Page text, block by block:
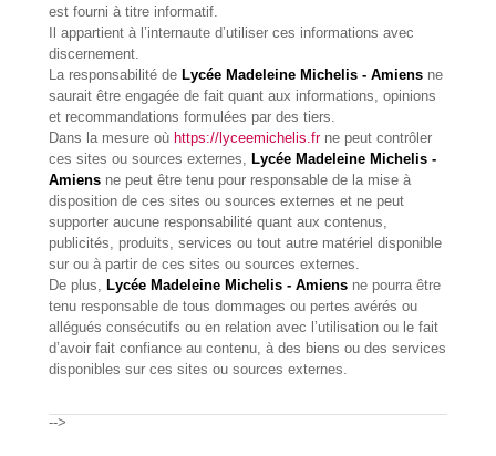
est fourni à titre informatif.
Il appartient à l’internaute d’utiliser ces informations avec
discernement.
La responsabilité de Lycée Madeleine Michelis - Amiens ne
saurait être engagée de fait quant aux informations, opinions
et recommandations formulées par des tiers.
Dans la mesure où https://lyceemichelis.frne peut contrôler
ces sites ou sources externes, Lycée Madeleine Michelis -
Amiens ne peut être tenu pour responsable de la mise à
disposition de ces sites ou sources externes et ne peut
supporter aucune responsabilité quant aux contenus,
publicités, produits, services ou tout autre matériel disponible
sur ou à partir de ces sites ou sources externes.
De plus, Lycée Madeleine Michelis - Amiens ne pourra être
tenu responsable de tous dommages ou pertes avérés ou
allégués consécutifs ou en relation avec l’utilisation ou le fait
d’avoir fait confiance au contenu, à des biens ou des services
disponibles sur ces sites ou sources externes.
-->